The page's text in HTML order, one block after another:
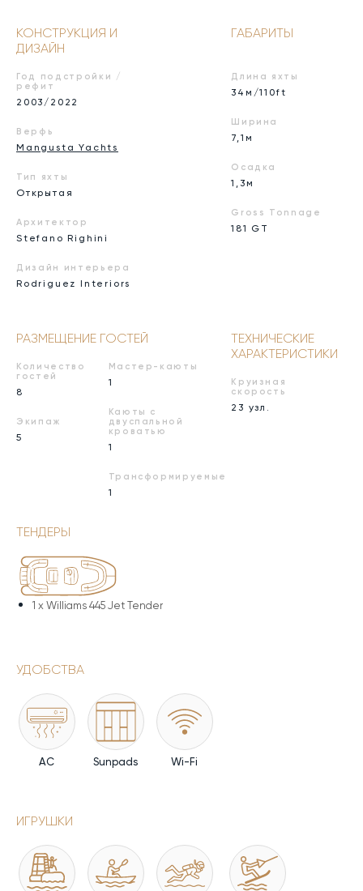
КОНСТРУКЦИЯ И
ДИЗАЙН
Год подстройки /
рефит
2003/2022
Верфь
Mangusta Yachts
Тип яхты
Открытая
Архитектор
Stefano Righini
Дизайн интерьера
Rodriguez Interiors
ГАБАРИТЫ
Длина яхты
34м/110ft
Ширина
7,1м
Осадка
1,3м
Gross Tonnage
181 GT
РАЗМЕЩЕНИЕ ГОСТЕЙ
Количество
гостей
8
Экипаж
5
Мастер-каюты
1
Каюты с
двуспальной
кроватью
1
Трансформируемые
1
ТЕХНИЧЕСКИЕ
ХАРАКТЕРИСТИКИ
Круизная
скорость
23 узл.
ТЕНДЕРЫ
1 x Williams 445 Jet Tender
УДОБСТВА
AC Sunpads Wi-Fi
ИГРУШКИ